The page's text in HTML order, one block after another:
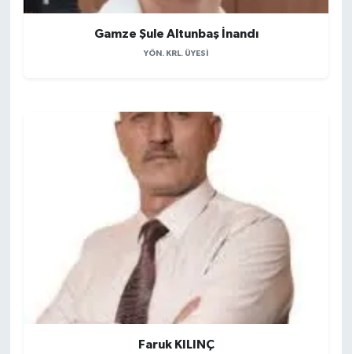
Gamze Şule Altunbaş İnandı
YÖN. KRL. ÜYESI
Faruk KILINÇ